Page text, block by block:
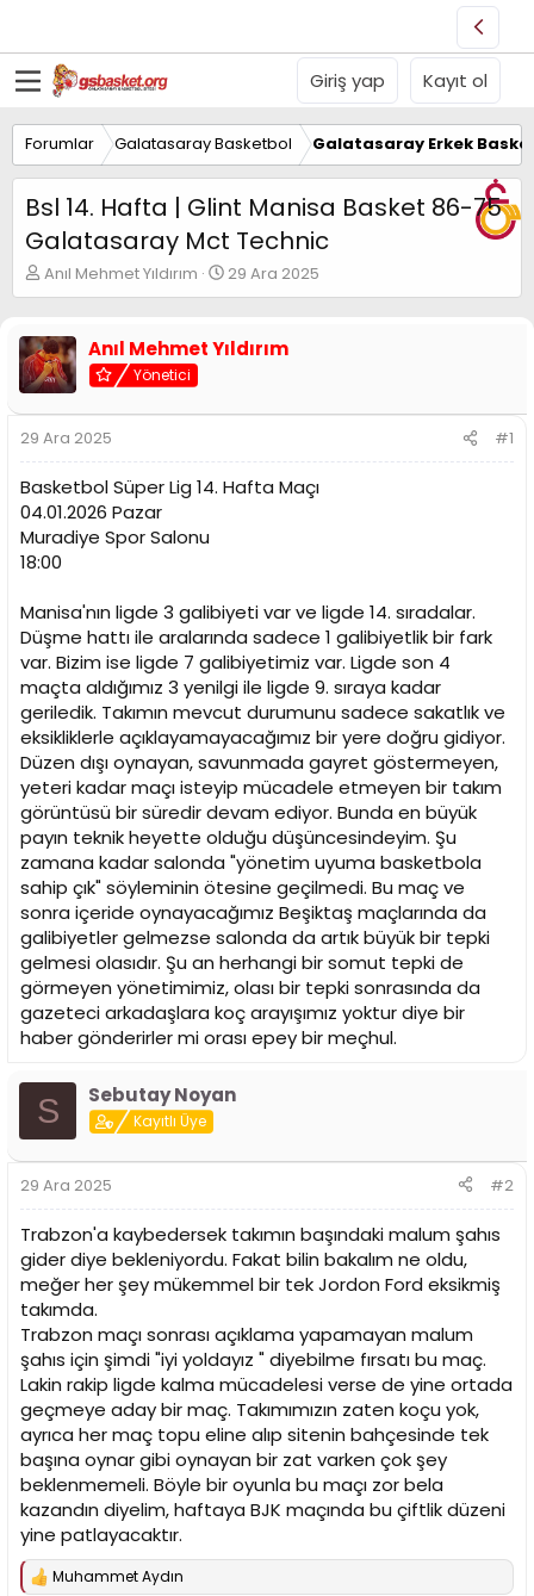
Giriş yap Kayıt ol
Forumlar Galatasaray Basketbol Galatasaray Erkek
Bsl 14. Hafta | Glint Manisa Basket 86-75
Galatasaray Mct Technic
K
o
u
y
u
B
a
ş
l
a
t
a
n
Anıl Mehmet Yıldırım
B
a
a
ı
t
a
29 Ara 2025
Anıl Mehmet Yıldırım
Yönetici
29 Ara 2025 #1
Basketbol Süper Lig 14. Hafta Maçı
04.01.2026 Pazar
Muradiye Spor Salonu
18:00
Manisa'nın ligde 3 galibiyeti var ve ligde 14. sıradalar.
Düşme hattı ile aralarında sadece 1 galibiyetlik bir fark
var. Bizim ise ligde 7 galibiyetimiz var. Ligde son 4
maçta aldığımız 3 yenilgi ile ligde 9. sıraya kadar
geriledik. Takımın mevcut durumunu sadece sakatlık ve
eksikliklerle açıklayamayacağımız bir yere doğru gidiyor.
Düzen dışı oynayan, savunmada gayret göstermeyen,
yeteri kadar maçı isteyip mücadele etmeyen bir takım
görüntüsü bir süredir devam ediyor. Bunda en büyük
payın teknik heyette olduğu düşüncesindeyim. Şu
zamana kadar salonda "yönetim uyuma basketbola
sahip çık" söyleminin ötesine geçilmedi. Bu maç ve
sonra içeride oynayacağımız Beşiktaş maçlarında da
galibiyetler gelmezse salonda da artık büyük bir tepki
gelmesi olasıdır. Şu an herhangi bir somut tepki de
görmeyen yönetimimiz, olası bir tepki sonrasında da
gazeteci arkadaşlara koç arayışımız yoktur diye bir
haber gönderirler mi orası epey bir meçhul.
S Sebutay Noyan
Kayıtlı Üye
29 Ara 2025 #2
Trabzon'a kaybedersek takımın başındaki malum şahıs
gider diye bekleniyordu. Fakat bilin bakalım ne oldu,
meğer her şey mükemmel bir tek Jordon Ford eksikmiş
takımda.
Trabzon maçı sonrası açıklama yapamayan malum
şahıs için şimdi "iyi yoldayız " diyebilme fırsatı bu maç.
Lakin rakip ligde kalma mücadelesi verse de yine ortada
geçmeye aday bir maç. Takımımızın zaten koçu yok,
ayrıca her maç topu eline alıp sitenin bahçesinde tek
başına oynar gibi oynayan bir zat varken çok şey
beklenmemeli. Böyle bir oyunla bu maçı zor bela
kazandın diyelim, haftaya BJK maçında bu çiftlik düzeni
yine patlayacaktır.
T
Muhammet Aydın